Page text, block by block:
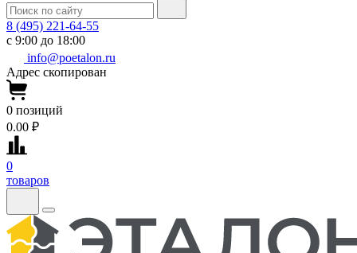
8 (495) 221-64-55
с 9:00 до 18:00
info@poetalon.ru
Адрес скопирован
0 позиций
0.00 ₽
0
товаров